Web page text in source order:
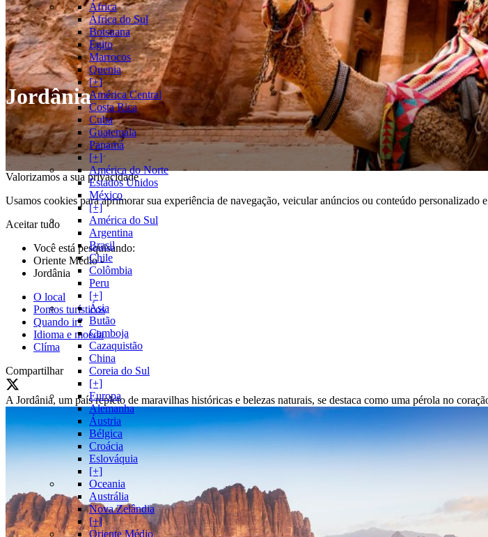
África
África do Sul
Botsuana
Egito
Marrocos
Quenia
[+]
América Central
Costa Rica
Cuba
Guatemala
Panamá
[+]
América do Norte
Estados Unidos
México
[+]
América do Sul
Argentina
Brasil
Chile
Colômbia
Peru
[+]
Ásia
Butão
Camboja
Cazaquistão
China
Coreia do Sul
[+]
Europa
Alemanha
Áustria
Bélgica
Croácia
Eslováquia
[+]
Oceania
Austrália
Nova Zelândia
[+]
Oriente Médio
Jordânia
Valorizamos a sua privacidade
Usamos cookies para aprimorar sua experiência de navegação, veicular anúncios ou conteúdo
Aceitar tudo
Você está pesquisando:
Oriente Médio-
Jordânia
O local
Pontos turísticos
Quando ir?
Idioma e moeda
Clíma
Compartilhar
A Jordânia, um país repleto de maravilhas históricas e belezas naturais, se destaca como uma pérola no